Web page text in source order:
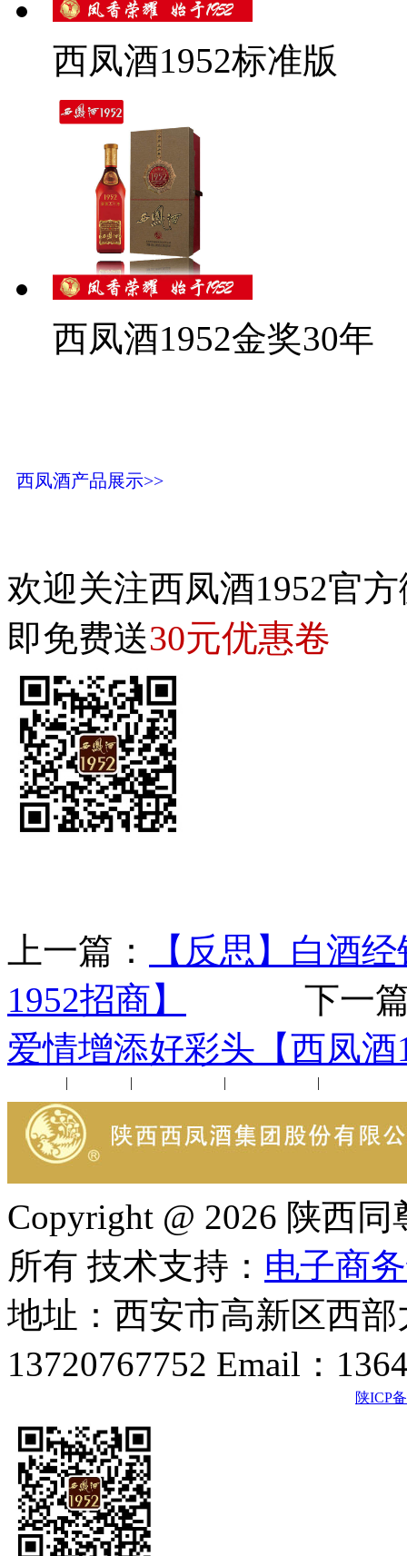
西凤酒1952标准版
西凤酒1952金奖30年
西凤酒产品展示>>
欢迎关注西凤酒1952官
即免费送30元优惠卷
上一篇：
【反思】白酒
1952招商】
下一篇
爱情增添好彩头【西凤酒
| | | |
Copyright @ 2026 陕西
所有 技术支持： 电子商
地址：西安市高新区西
13720767752 Email：
陕ICP